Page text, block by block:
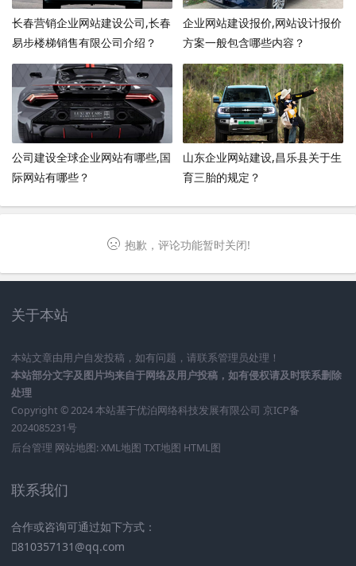
长春营销企业网站建设公司,长春
易步楼梯销售有限公司介绍？
企业网站建设报价,网站设计报价
方案一般包含哪些内容？
公司建设全球企业网站有哪些,国
际网站有哪些？
山东企业网站建设,昌乐县关于生
育三胎的规定？
抱歉，评论功能暂时关闭!
关于本站
本站文章由用户自发投稿，如有问题，请联系管理员处理！
本站部分文字及图片均来自于网络及用户投稿，如有侵权请及时联系删除
处理
Copyright © 2024 本站基于优泊网络科技发展有限公司 京ICP备
2024085231号
后台管理 网站地图: XML地图 TXT地图 HTML图
联系我们
合作或咨询可通过如下方式：
810357131@qq.com